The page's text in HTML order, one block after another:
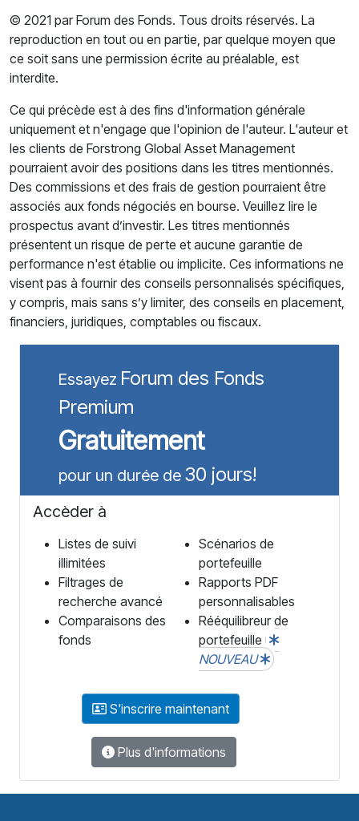
© 2021 par Forum des Fonds. Tous droits réservés. La
reproduction en tout ou en partie, par quelque moyen que
ce soit sans une permission écrite au préalable, est
interdite.
Ce qui précède est à des fins d'information générale
uniquement et n'engage que l'opinion de l'auteur. L'auteur et
les clients de Forstrong Global Asset Management
pourraient avoir des positions dans les titres mentionnés.
Des commissions et des frais de gestion pourraient être
associés aux fonds négociés en bourse. Veuillez lire le
prospectus avant d’investir. Les titres mentionnés
présentent un risque de perte et aucune garantie de
performance n'est établie ou implicite. Ces informations ne
visent pas à fournir des conseils personnalisés spécifiques,
y compris, mais sans s’y limiter, des conseils en placement,
financiers, juridiques, comptables ou fiscaux.
Essayez Forum des Fonds
Premium
Gratuitement
pour un durée de 30 jours!
Accèder à
Listes de suivi
illimitées
Filtrages de
recherche avancé
Comparaisons des
fonds
Scénarios de
portefeuille
Rapports PDF
personnalisables
Rééquilibreur de
portefeuille
NOUVEAU
S'inscrire maintenant
Plus d'informations